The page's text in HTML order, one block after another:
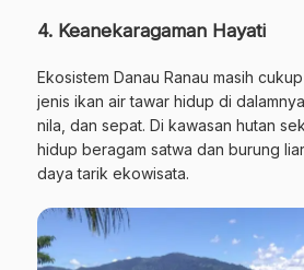
4. Keanekaragaman Hayati
Ekosistem Danau Ranau masih
jenis ikan air tawar hidup di
nila, dan sepat. Di kawasan hutan
hidup beragam satwa dan burung
daya tarik ekowisata.